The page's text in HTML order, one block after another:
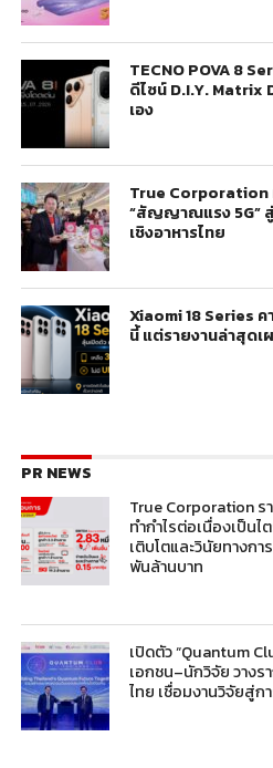
TECNO POVA 8
ดีไซน์ D.I.Y.
เอง
True Corporation
“สัญญาณแรง 5G”
เชิงอาหารไทย
Xiaomi 18 Series
นี้ แต่รายงานล่าสุดเ
PR NEWS
True Corporation ร
ทำกำไรต่อเนื่องเป็น
เติบโตและวินัยทางก
พันล้านบาท
เปิดตัว “Quantum
เอกชน–นักวิจัย วาง
ไทย เชื่อมงานวิจัยสู่ก